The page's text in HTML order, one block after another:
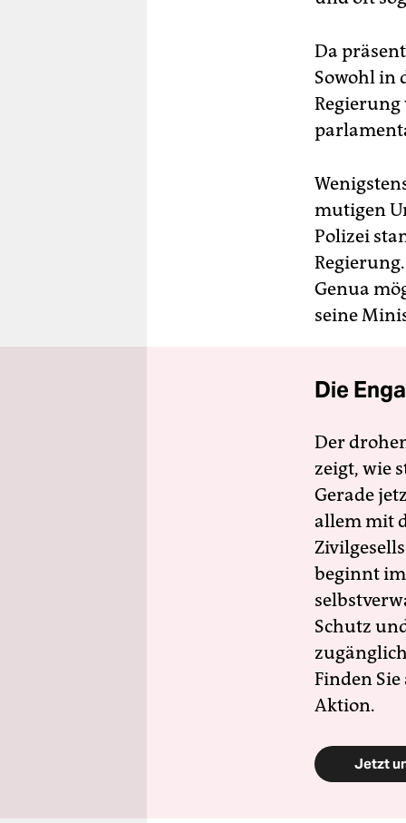
Da
Sowohl in
Regierung
mutigen
Polizei
Genua
seine
Die
Der
zeigt, wie
Gerade
allem mit
beginnt
Schutz
Finden
Aktion.
Jetzt